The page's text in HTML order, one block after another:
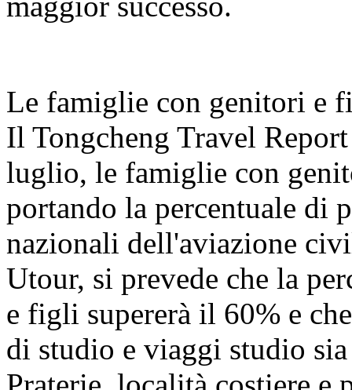
Le famiglie con genitori e
Il Tongcheng Travel
luglio, le famiglie con
portando la percentuale di
nazionali dell'aviazione
Utour, si prevede che la
e figli supererà il 60% e
di studio e viaggi studio